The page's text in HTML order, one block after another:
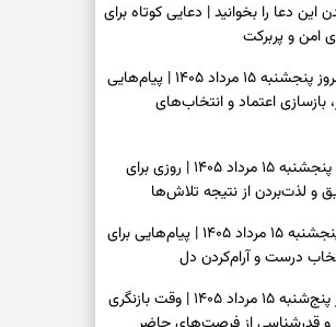
این دعا را بخوانید | دعایی کوتاه برای
امن و پربرکت
فال فرشتگان امروز پنجشنبه ۱۵ مرداد ۱۴۰۵ | پیام‌هایی
بازسازی اعتماد و انتخاب‌های
فال روزانه امروز پنجشنبه ۱۵ مرداد ۱۴۰۵ | روزی برای
و لذت‌بردن از نتیجه تلاش‌ها
فال انبیا امروز پنجشنبه ۱۵ مرداد ۱۴۰۵ | پیام‌هایی برای
درست و آرام‌کردن دل
فال حافظ امروز پنج‌شنبه ۱۵ مرداد ۱۴۰۵ | وقت بازنگری